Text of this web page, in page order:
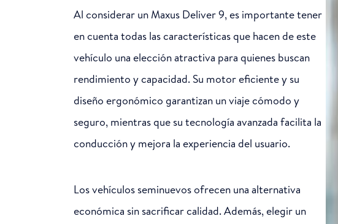
Al considerar un Maxus Deliver 9, es importante tener
en cuenta todas las características que hacen de este
vehículo una elección atractiva para quienes buscan
rendimiento y capacidad. Su motor eficiente y su
diseño ergonómico garantizan un viaje cómodo y
seguro, mientras que su tecnología avanzada facilita la
conducción y mejora la experiencia del usuario.
Los vehículos seminuevos ofrecen una alternativa
económica sin sacrificar calidad. Además, elegir un